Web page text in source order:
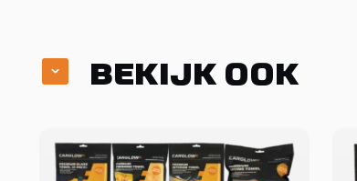
BEKIJK OOK